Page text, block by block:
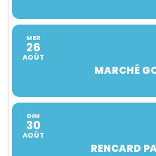
MER
26
AOÛT
MARCHÉ
DIM
30
AOÛT
RENCARD